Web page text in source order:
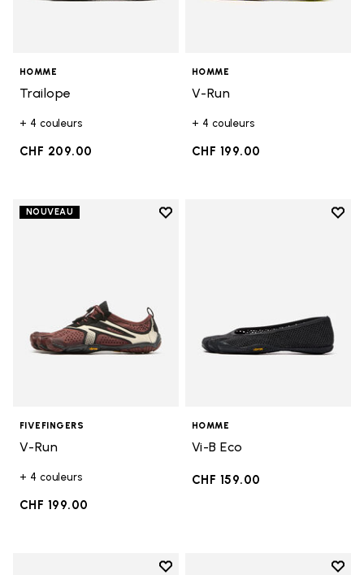
HOMME
Trailope
+ 4 couleurs
CHF 209.00
HOMME
V-Run
+ 4 couleurs
CHF 199.00
NOUVEAU
Add to wishlist
FIVEFINGERS
V-Run
+ 4 couleurs
CHF 199.00
Add
HOMME
Vi-B Eco
CHF 159.00
Add to wishlist
Add